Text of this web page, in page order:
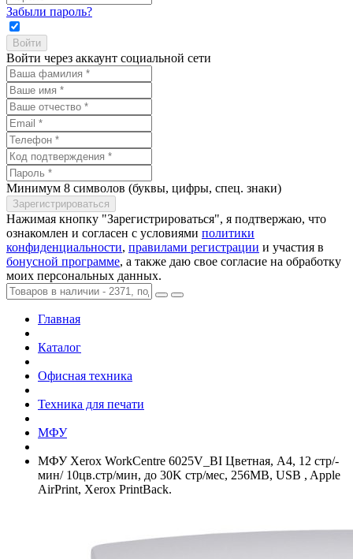
Забыли пароль?
Войти через аккаунт социальной сети
Минимум 8 символов (буквы, цифры, спец. знаки)
Нажимая кнопку "Зарегистрироваться", я подтвержаю, что
ознакомлен и согласен с условиями политики
конфиденциальности, правилами регистрации и участия в
бонусной программе, а также даю свое согласие на обработку
моих персональных данных.
Главная
Каталог
Офисная техника
Техника для печати
МФУ
МФУ Xerox WorkCentre 6025V_BI Цветная, A4, 12 стр/­
мин/­ 10цв.стр/­мин, до 30K стр/­мес, 256MB, USB , Apple
AirPrint, Xerox PrintBack.